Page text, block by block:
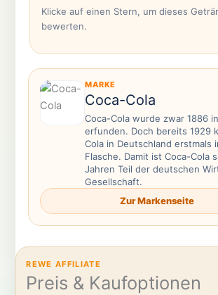
Klicke auf einen Stern, um dieses
bewerten.
MARKE
Coca-Cola
Coca-Cola wurde zwar 1886
erfunden. Doch bereits 1929
Cola in Deutschland erstmals
Flasche. Damit ist Coca-Cola
Jahren Teil der deutschen
Gesellschaft.
Zur Markenseite
REWE AFFILIATE
Preis & Kaufoptionen